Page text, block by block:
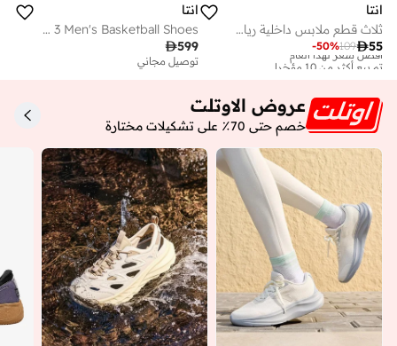
انتا
ثلاث قطع ملابس داخلية رياضية لايف ستايل
55
109
-50%
أفضل سعر لهذا العام
تم بيع أكثر من 10 مؤخرا
انتا
KAI 3 Men's Basketball Shoes
599
توصيل مجاني
عروض الاوتلت
خصم حتى 70٪ على تشكيلات مختارة